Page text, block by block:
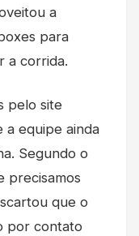
a
para
a corrida.
pelo site
a equipe ainda
Segundo o
precisamos
que o
por contato